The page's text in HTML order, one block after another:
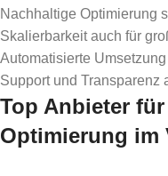
Nachhaltige Optimierung
Skalierbarkeit auch für
Automatisierte
Support und Transparenz
Top Anbieter für
Optimierung im